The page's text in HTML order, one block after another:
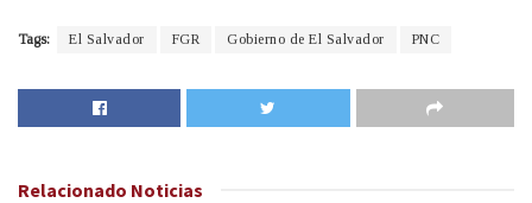
Tags: El Salvador FGR Gobierno de El Salvador PNC
Relacionado Noticias